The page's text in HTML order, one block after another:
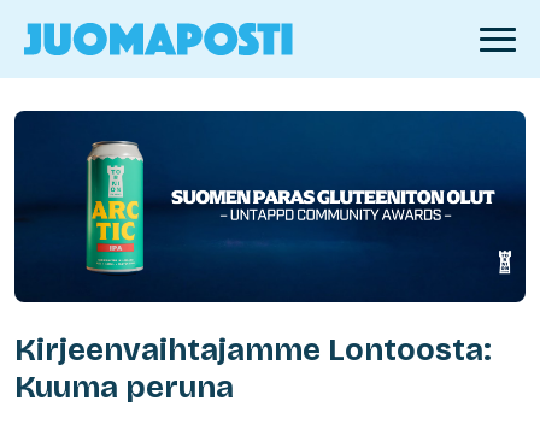
Kirjeenvaihtajamme Lontoosta:
Kuuma peruna